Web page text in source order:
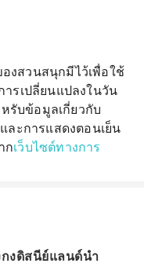
งสวนสนุกมีไว้เพื่อใช้
รเปลี่ยนแปลงในวัน
รับข้อมูลเกี่ยวกับ
ละการแสดงตอนเย็น
กเว็บไซต์ทางการ
งดิสนีย์แลนด์นำ